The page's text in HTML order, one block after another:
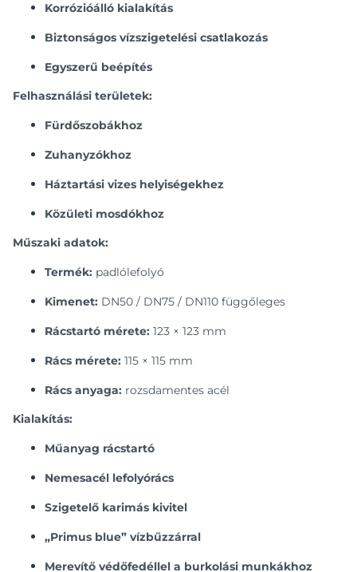
Korrózióálló kialakítás
Biztonságos vízszigetelési csatlakozás
Egyszerű beépítés
Felhasználási területek:
Fürdőszobákhoz
Zuhanyzókhoz
Háztartási vizes helyiségekhez
Közületi mosdókhoz
Műszaki adatok:
Termék: padlólefolyó
Kimenet: DN50 / DN75 / DN110 függőleges
Rácstartó mérete: 123 × 123 mm
Rács mérete: 115 × 115 mm
Rács anyaga: rozsdamentes acél
Kialakítás:
Műanyag rácstartó
Nemesacél lefolyórács
Szigetelő karimás kivitel
„Primus blue” vízbűzzárral
Merevítő védőfedéllel a burkolási munkákhoz